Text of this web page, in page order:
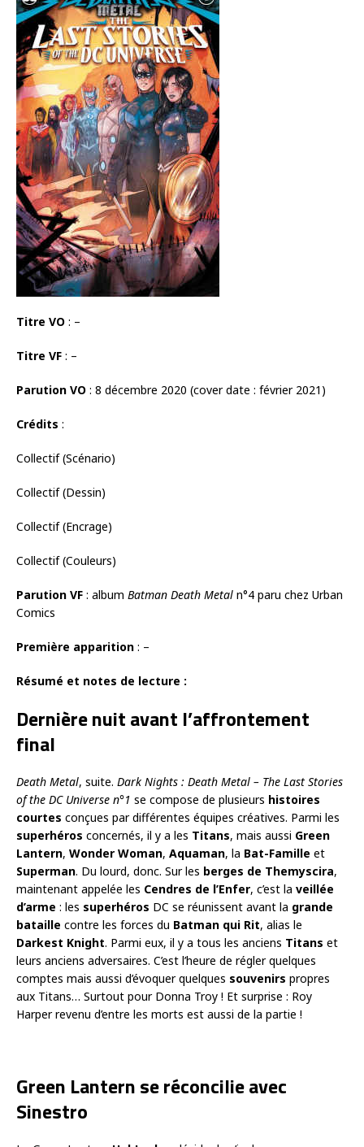
Titre VO : –
Titre VF : –
Parution VO : 8 décembre 2020 (cover date : février 2021)
Crédits :
Collectif (Scénario)
Collectif (Dessin)
Collectif (Encrage)
Collectif (Couleurs)
Parution VF : album Batman Death Metal n°4 paru chez Urban
Comics
Première apparition : –
Résumé et notes de lecture :
Dernière nuit avant l’affrontement
final
Death Metal, suite. Dark Nights : Death Metal – The Last Stories
of the DC Universe n°1 se compose de plusieurs histoires
courtes conçues par différentes équipes créatives. Parmi les
superhéros concernés, il y a les Titans, mais aussi Green
Lantern, Wonder Woman, Aquaman, la Bat-Famille et
Superman. Du lourd, donc. Sur les berges de Themyscira,
maintenant appelée les Cendres de l’Enfer, c’est la veillée
d’arme : les superhéros DC se réunissent avant la grande
bataille contre les forces du Batman qui Rit, alias le
Darkest Knight. Parmi eux, il y a tous les anciens Titans et
leurs anciens adversaires. C’est l’heure de régler quelques
comptes mais aussi d’évoquer quelques souvenirs propres
aux Titans… Surtout pour Donna Troy ! Et surprise : Roy
Harper revenu d’entre les morts est aussi de la partie !
Green Lantern se réconcilie avec
Sinestro